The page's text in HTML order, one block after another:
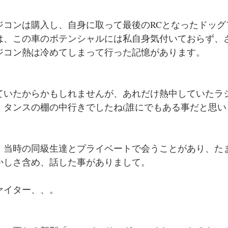
ンは購入し、自身に取って最後のRCとなったドッ
この車のポテンシャルには私自身気付いておらず、
ン熱は冷めてしまって行った記憶があります。
たからかもしれませんが、あれだけ熱中していたラ
ンスの棚の中行きでしたね(誰にでもある事だと思
時の同級生達とプライベートで会うことがあり、た
さ含め、話した事がありまして。
ター、、。